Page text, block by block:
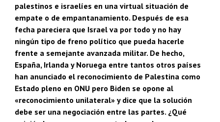
palestinos e israelíes en una virtual situación de
empate o de empantanamiento. Después de esa
fecha pareciera que Israel va por todo y no hay
ningún tipo de freno político que pueda hacerle
frente a semejante avanzada militar. De hecho,
España, Irlanda y Noruega entre tantos otros países
han anunciado el reconocimiento de Palestina como
Estado pleno en ONU pero Biden se opone al
«reconocimiento unilateral» y dice que la solución
debe ser una negociación entre las partes. ¿Qué